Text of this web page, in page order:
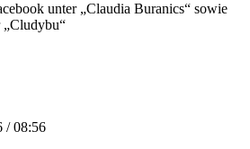
unter „Claudia Buranics“ sowie
„Cludybu“
/ 08:56